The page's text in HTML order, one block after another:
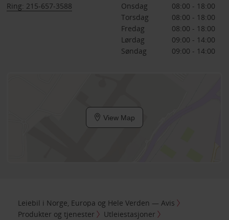
Ring: 215-657-3588
Onsdag
08:00 - 18:00
Torsdag
08:00 - 18:00
Fredag
08:00 - 18:00
Lørdag
09:00 - 14:00
Søndag
09:00 - 14:00
View Map
Leiebil i Norge, Europa og Hele Verden — Avis
Produkter og tjenester
Utleiestasjoner